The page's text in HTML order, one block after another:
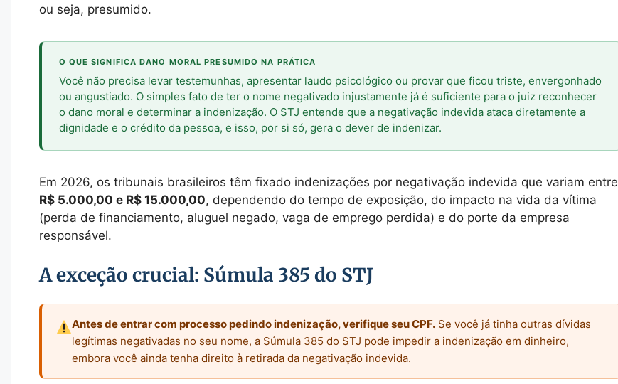
ou seja, presumido.
O QUE SIGNIFICA DANO MORAL PRESUMIDO NA PRÁTICA
Você não precisa levar testemunhas, apresentar laudo psicológico ou provar que ficou triste, envergonhado
ou angustiado. O simples fato de ter o nome negativado injustamente já é suficiente para o juiz reconhecer
o dano moral e determinar a indenização. O STJ entende que a negativação indevida ataca diretamente a
dignidade e o crédito da pessoa, e isso, por si só, gera o dever de indenizar.
Em 2026, os tribunais brasileiros têm fixado indenizações por negativação indevida que variam entre
R$ 5.000,00 e R$ 15.000,00, dependendo do tempo de exposição, do impacto na vida da vítima
(perda de financiamento, aluguel negado, vaga de emprego perdida) e do porte da empresa
responsável.
A exceção crucial: Súmula 385 do STJ
Antes de entrar com processo pedindo indenização, verifique seu CPF. Se você já tinha outras dívidas
legítimas negativadas no seu nome, a Súmula 385 do STJ pode impedir a indenização em dinheiro,
embora você ainda tenha direito à retirada da negativação indevida.